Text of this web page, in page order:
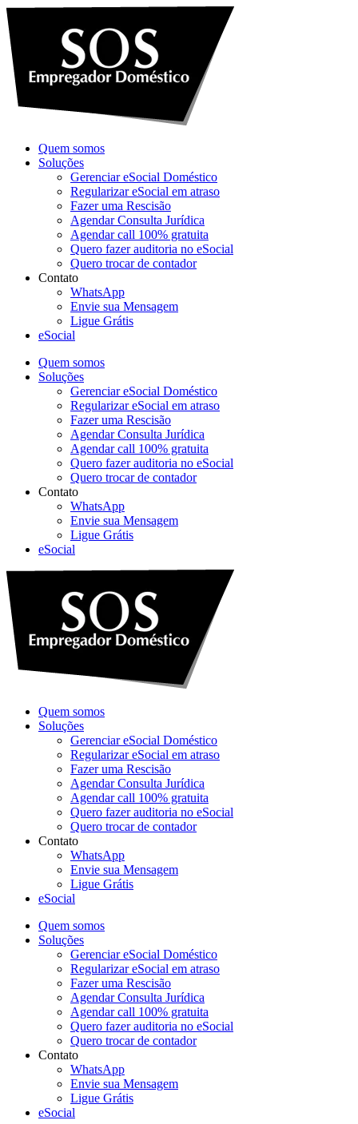
Ir
para
o
conteúdo
Quem somos
Soluções
Gerenciar eSocial Doméstico
Regularizar eSocial em atraso
Fazer uma Rescisão
Agendar Consulta Jurídica
Agendar call 100% gratuita
Quero fazer auditoria no eSocial
Quero trocar de contador
Contato
WhatsApp
Envie sua Mensagem
Ligue Grátis
eSocial
Quem somos
Soluções
Gerenciar eSocial Doméstico
Regularizar eSocial em atraso
Fazer uma Rescisão
Agendar Consulta Jurídica
Agendar call 100% gratuita
Quero fazer auditoria no eSocial
Quero trocar de contador
Contato
WhatsApp
Envie sua Mensagem
Ligue Grátis
eSocial
Quem somos
Soluções
Gerenciar eSocial Doméstico
Regularizar eSocial em atraso
Fazer uma Rescisão
Agendar Consulta Jurídica
Agendar call 100% gratuita
Quero fazer auditoria no eSocial
Quero trocar de contador
Contato
WhatsApp
Envie sua Mensagem
Ligue Grátis
eSocial
Quem somos
Soluções
Gerenciar eSocial Doméstico
Regularizar eSocial em atraso
Fazer uma Rescisão
Agendar Consulta Jurídica
Agendar call 100% gratuita
Quero fazer auditoria no eSocial
Quero trocar de contador
Contato
WhatsApp
Envie sua Mensagem
Ligue Grátis
eSocial